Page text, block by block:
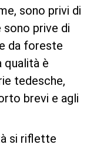
sono privi di
sono prive di
da foreste
qualità è
tedesche,
brevi e agli
si riflette